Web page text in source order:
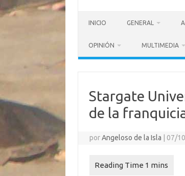
INICIO GENERAL
OPINIÓN MULTIMEDIA
Stargate
de la
porAngeloso de la Isla 07/